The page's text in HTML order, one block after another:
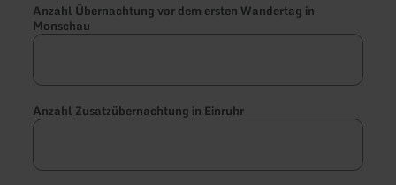
Anzahl Übernachtung vor dem ersten Wandertag in
Monschau
Anzahl Zusatzübernachtung in Einruhr